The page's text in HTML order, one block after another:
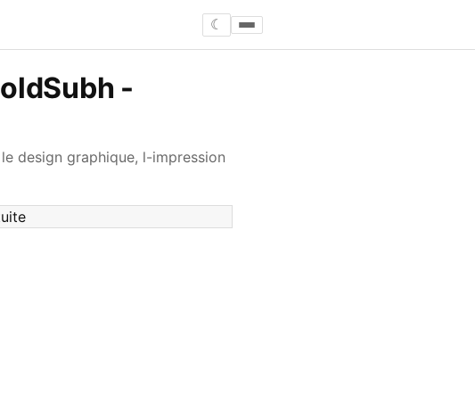
☾
-
design graphique, l-impression